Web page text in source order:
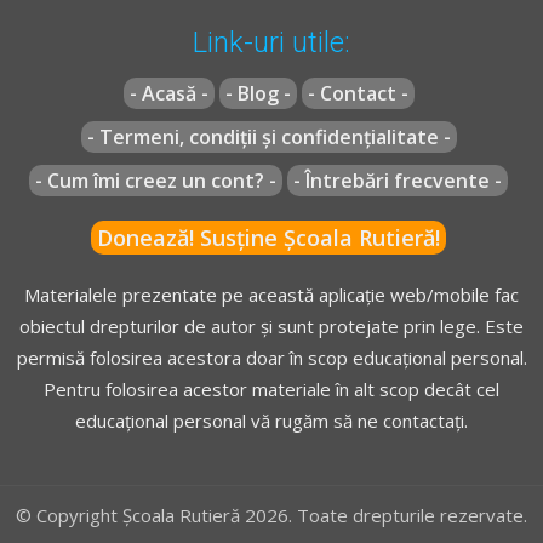
Administratorul drumului public poate amenaja pe
anumite zone ale trotuarului, cu avizul poliţiei rutiere,
spaţii destinate opririi sau staţionării vehiculelor, marcate
şi semnalizate corespunzător. Amenajările se pot executa
numai dacă:
stabilit potrivit normativelor în vigoare, care nu poate fi
b)accesul vehiculelor în parcare se realizează din partea
carosabilă;
c)poziţionarea vehiculelor în parcare nu stânjeneşte
circulaţia pe prima bandă sau pe pistele amenajate.
Nu se pot amenaja parcări pentru autovehicule, pe
pietoni.
Link-uri utile:
- Acasă - - Blog -
- Contact -
- Termeni, condiții și confidențialitate -
- Cum îmi creez un cont? -
- Întrebări frecvente -
Donează! Susține Școala Rutieră!
Materialele prezentate pe această aplicație web/mobile fac
obiectul drepturilor de autor și sunt protejate prin lege. Este
permisă folosirea acestora doar în scop educațional personal.
Pentru folosirea acestor materiale în alt scop decât cel
educațional personal vă rugăm să ne contactați.
© Copyright Școala Rutieră 2026. Toate drepturile rezervate.